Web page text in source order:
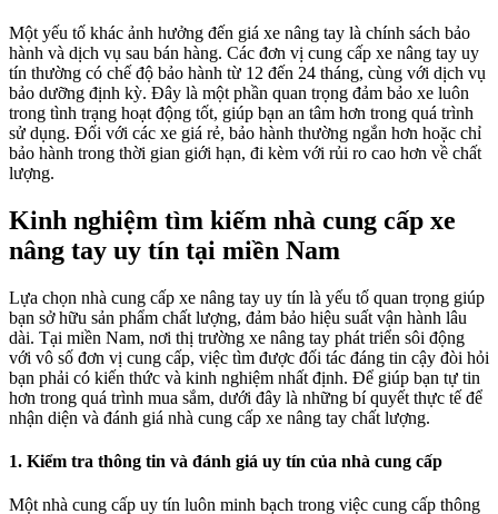
Một yếu tố khác ảnh hưởng đến giá xe nâng tay là chính sách bảo
hành và dịch vụ sau bán hàng. Các đơn vị cung cấp xe nâng tay uy
tín thường có chế độ bảo hành từ 12 đến 24 tháng, cùng với dịch vụ
bảo dưỡng định kỳ. Đây là một phần quan trọng đảm bảo xe luôn
trong tình trạng hoạt động tốt, giúp bạn an tâm hơn trong quá trình
sử dụng. Đối với các xe giá rẻ, bảo hành thường ngắn hơn hoặc chỉ
bảo hành trong thời gian giới hạn, đi kèm với rủi ro cao hơn về chất
lượng.
Kinh nghiệm tìm kiếm nhà cung cấp xe
nâng tay uy tín tại miền Nam
Lựa chọn nhà cung cấp xe nâng tay uy tín là yếu tố quan trọng giúp
bạn sở hữu sản phẩm chất lượng, đảm bảo hiệu suất vận hành lâu
dài. Tại miền Nam, nơi thị trường xe nâng tay phát triển sôi động
với vô số đơn vị cung cấp, việc tìm được đối tác đáng tin cậy đòi hỏi
bạn phải có kiến thức và kinh nghiệm nhất định. Để giúp bạn tự tin
hơn trong quá trình mua sắm, dưới đây là những bí quyết thực tế để
nhận diện và đánh giá nhà cung cấp xe nâng tay chất lượng.
1. Kiểm tra thông tin và đánh giá uy tín của nhà cung cấp
Một nhà cung cấp uy tín luôn minh bạch trong việc cung cấp thông